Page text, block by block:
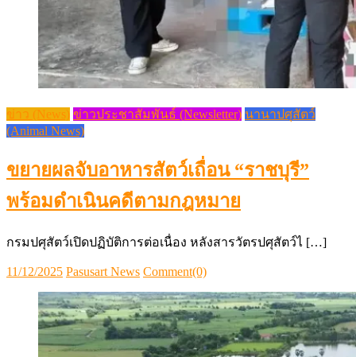
ข่าว (News) ข่าวประชาสัมพันธ์ (Newsletter) นานาปศุสัตว์
(Animal News)
ขยายผลจับอาหารสัตว์เถื่อน “ราชบุรี”
พร้อมดำเนินคดีตามกฎหมาย
กรมปศุสัตว์เปิดปฏิบัติการต่อเนื่อง หลังสารวัตรปศุสัตว์ไ […]
Posted
11/12/2025 Author
Pasusart News Comment(0)